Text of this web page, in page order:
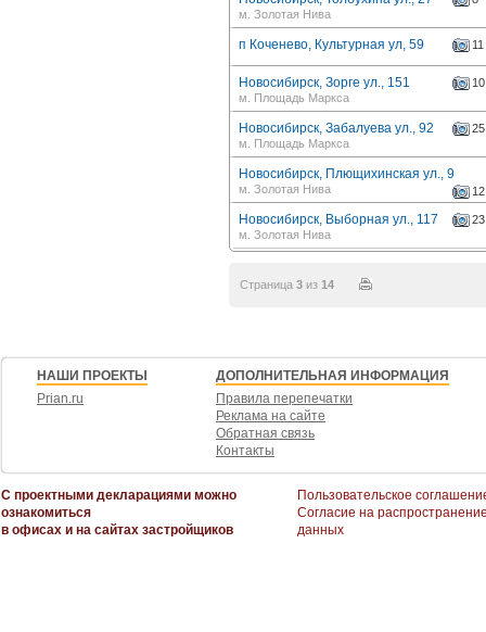
м. Золотая Нива
п Коченево, Культурная ул, 59 11
Новосибирск, Зорге ул., 151
10
м. Площадь Маркса
Новосибирск, Забалуева ул., 92
25
м. Площадь Маркса
Новосибирск, Плющихинская ул., 9
12
м. Золотая Нива
Новосибирск, Выборная ул., 117
23
м. Золотая Нива
Страница 3 из 14
НАШИ ПРОЕКТЫ
Prian.ru
ДОПОЛНИТЕЛЬНАЯ ИНФОРМАЦИЯ
Правила перепечатки
Реклама на сайте
Обратная связь
Контакты
С проектными декларациями можно
ознакомиться
в офисах и на сайтах застройщиков
Пользовательское
Согласие на
данных